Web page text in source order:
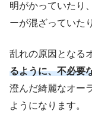
明がかっていたり
ーが混ざっていた
乱れの原因となる
るように、不必要
澄んだ綺麗なオー
ようになります。